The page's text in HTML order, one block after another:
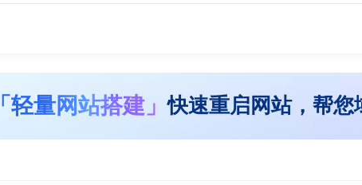
「轻量网站搭建」快速重启网站，帮您